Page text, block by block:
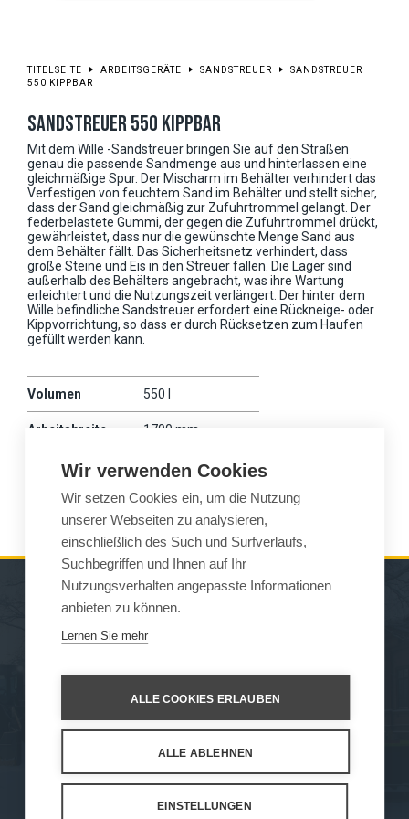
TITELSEITE ARBEITSGERÄTE SANDSTREUER
SANDSTREUER
550 KIPPBAR
SANDSTREUER 550 KIPPBAR
Mit dem Wille -Sandstreuer bringen Sie auf den Straßen
genau die passende Sandmenge aus und hinterlassen eine
gleichmäßige Spur. Der Mischarm im Behälter verhindert das
Verfestigen von feuchtem Sand im Behälter und stellt sicher,
dass der Sand gleichmäßig zur Zufuhrtrommel gelangt. Der
federbelastete Gummi, der gegen die Zufuhrtrommel drückt,
gewährleistet, dass nur die gewünschte Menge Sand aus
dem Behälter fällt. Das Sicherheitsnetz verhindert, dass
große Steine und Eis in den Streuer fallen. Die Lager sind
außerhalb des Behälters angebracht, was ihre Wartung
erleichtert und die Nutzungszeit verlängert. Der hinter dem
Wille befindliche Sandstreuer erfordert eine Rückneige- oder
Kippvorrichtung, so dass er durch Rücksetzen zum Haufen
gefüllt werden kann.
Volumen 550 l
Arbeitsbreite 1700 mm
Gewicht 425 kg
675
MASCHINEN
ARBEITSGERÄTE
WARTUNG UND
Privacy StatementPrivacy Policy
Cookie Settings
Wir verwenden Cookies
Wir setzen Cookies ein, um die Nutzung
unserer Webseiten zu analysieren,
einschließlich des Such und Surfverlaufs,
Suchbegriffen und Ihnen auf Ihr
Nutzungsverhalten angepasste Informationen
anbieten zu können.
Lernen Sie mehr
ALLE COOKIES ERLAUBEN
ALLE ABLEHNEN
EINSTELLUNGEN